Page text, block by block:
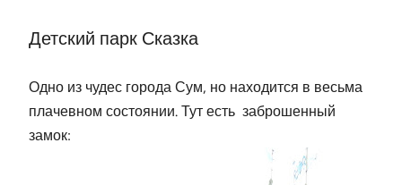
Детский парк Сказка
Одно из чудес города Сум, но находится в весьма
плачевном состоянии. Тут есть заброшенный
замок: